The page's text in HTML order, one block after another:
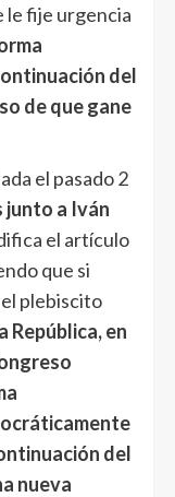
le fije urgencia
del
de que gane
el pasado 2
junto a Iván
el artículo
que si
plebiscito
República, en
del
nueva